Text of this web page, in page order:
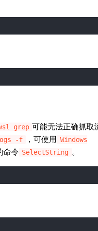
grep 可能无法正确抓取
-f ，可使用
Windows
命令 SelectString 。